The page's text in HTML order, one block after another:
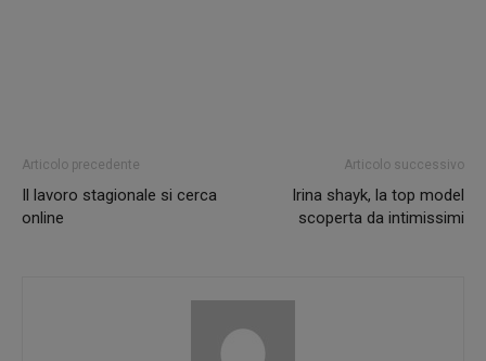
Articolo precedente
Il lavoro stagionale si cerca
online
Articolo successivo
Irina shayk, la top model
scoperta da intimissimi